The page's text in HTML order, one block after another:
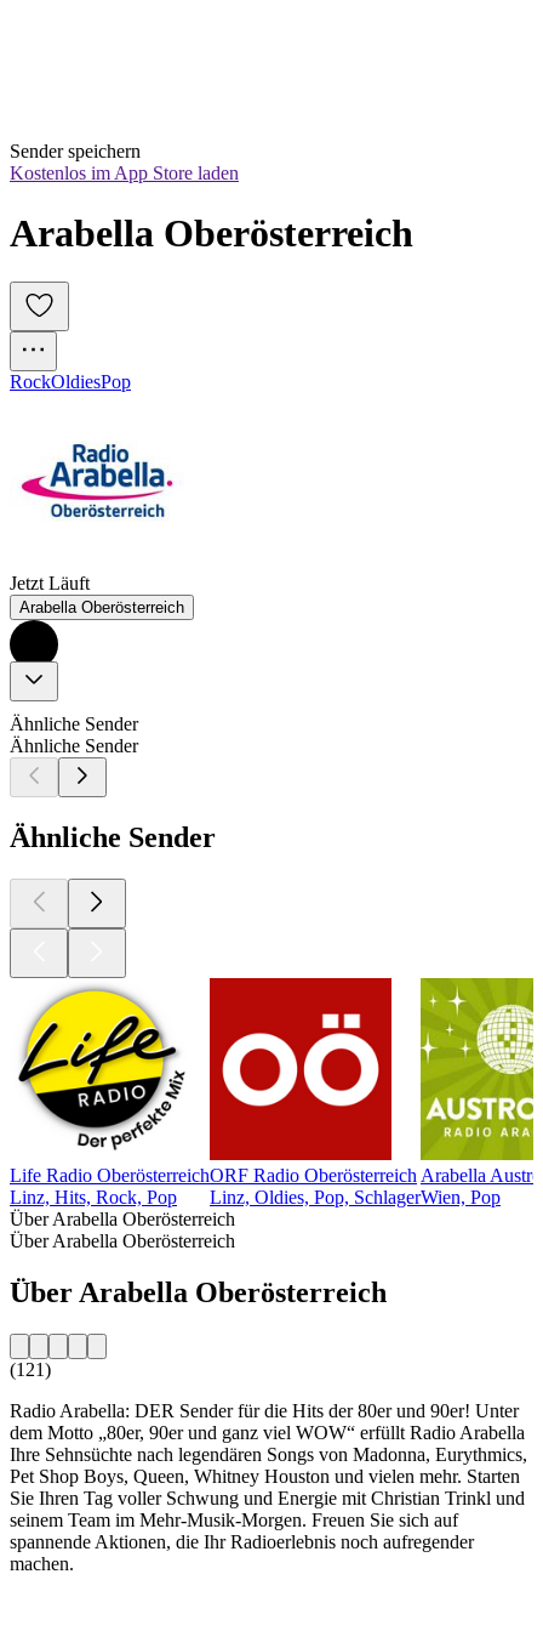
Sender speichern
Kostenlos im App Store laden
Arabella Oberösterreich
RockOldiesPop
Jetzt Läuft
Arabella Oberösterreich
Ähnliche Sender
Ähnliche Sender
Ähnliche Sender
Life Radio Oberösterreich
Linz, Hits, Rock, Pop
ORF Radio Oberösterreich
Linz, Oldies, Pop, Schlager
Arabella
Wien, Pop
Über Arabella Oberösterreich
Über Arabella Oberösterreich
Über Arabella Oberösterreich
(121)
Radio Arabella: DER Sender für die Hits der 80er und 90er! Unter
dem Motto „80er, 90er und ganz viel WOW“ erfüllt Radio Arabella
Ihre Sehnsüchte nach legendären Songs von Madonna, Eurythmics,
Pet Shop Boys, Queen, Whitney Houston und vielen mehr. Starten
Sie Ihren Tag voller Schwung und Energie mit Christian Trinkl und
seinem Team im Mehr-Musik-Morgen. Freuen Sie sich auf
spannende Aktionen, die Ihr Radioerlebnis noch aufregender
machen.